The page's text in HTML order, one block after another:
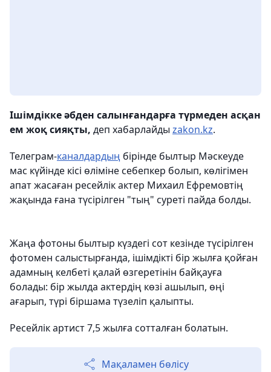
Ішімдікке әбден салынғандарға түрмеден асқан
ем жоқ сияқты, деп хабарлайды zakon.kz.
Телеграм-каналдардың бірінде былтыр Мәскеуде
мас күйінде кісі өліміне себепкер болып, көлігімен
апат жасаған ресейлік актер Михаил Ефремовтің
жақында ғана түсірілген "тың" суреті пайда болды.
Жаңа фотоны былтыр күздегі сот кезінде түсірілген
фотомен салыстырғанда, ішімдікті бір жылға қойған
адамның келбеті қалай өзгеретінін байқауға
болады: бір жылда актердің көзі ашылып, өңі
ағарып, түрі біршама түзеліп қалыпты.
Ресейлік артист 7,5 жылға сотталған болатын.
Мақаламен бөлісу